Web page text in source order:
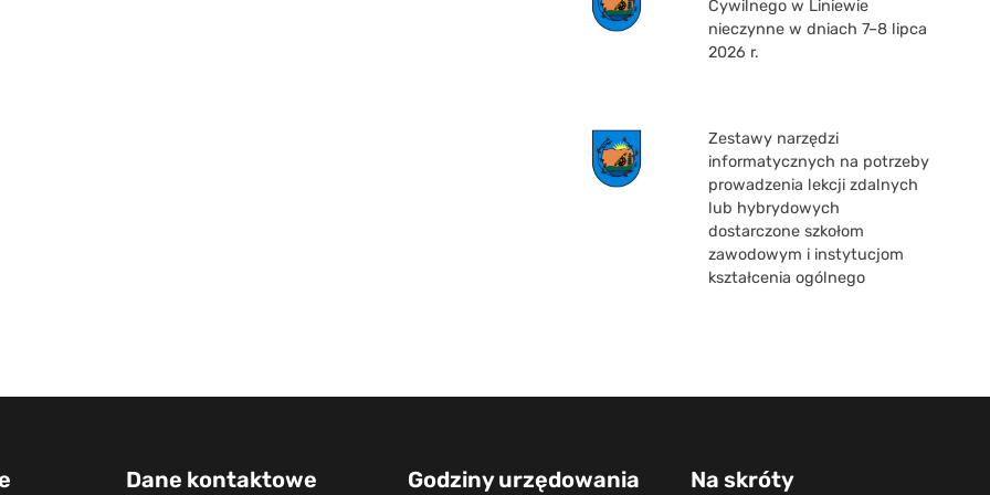
Cywilnego w Liniewie
nieczynne w dniach 7–8 lipca
2026 r.
Zestawy narzędzi
informatycznych na potrzeby
prowadzenia lekcji zdalnych
lub hybrydowych
dostarczone szkołom
zawodowym i instytucjom
kształcenia ogólnego
Dane kontaktowe Godziny urzędowania Na skróty